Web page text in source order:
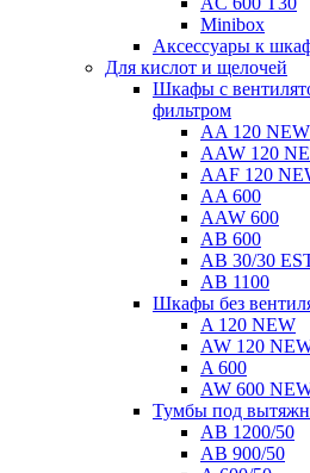
Minibox
Аксессуары к
Для кислот и щелочей
Шкафы с
фильтром
AA 120 NEW
AAW 120
AAF 120
AA 600
AAW 600
AB 600
AB 30/30
AB 1100
Шкафы без
A 120 NEW
AW 120
A 600
AW 600
Тумбы под
AB 1200/50
AB 900/50